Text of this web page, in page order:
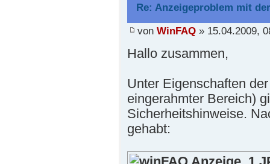
Re: Anzeigeproblem mit
von WinFAQ» 15.04.2009,
Hallo zusammen,
Unter Eigenschaften
eingerahmter Bereich)
Sicherheitshinweise.
gehabt: